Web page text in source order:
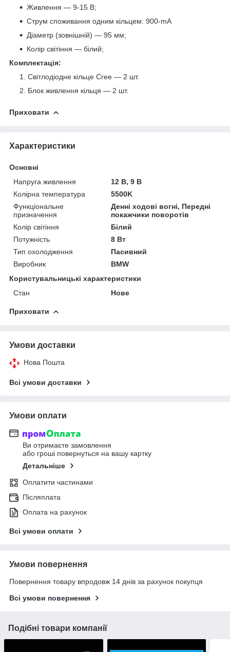
Живлення — 9-15 В;
Струм споживання одним кільцем: 900-mA
Діаметр (зовнішній) — 95 мм;
Колір світіння — білий;
Комплектація:
Світлодіодне кільце Cree — 2 шт.
Блок живлення кільця — 2 шт.
Приховати
Характеристики
Основні
Напруга живлення
12 В, 9 В
Колірна температура
5500K
Функціональне
призначення
Денні ходові вогні, Передні
покажчики поворотів
Колір світіння
Білий
Потужність
8 Вт
Тип охолодження
Пасивний
Виробник
BMW
Користувальницькі характеристики
Стан
Нове
Приховати
Умови доставки
Нова Пошта
Всі умови доставки
Умови оплати
Ви отримаєте замовлення
або гроші повернуться на вашу картку
Детальніше
Оплатити частинами
Післяплата
Оплата на рахунок
Всі умови оплати
Умови повернення
Повернення товару впродовж 14 днів за рахунок покупця
Всі умови повернення
Подібні товари компанії